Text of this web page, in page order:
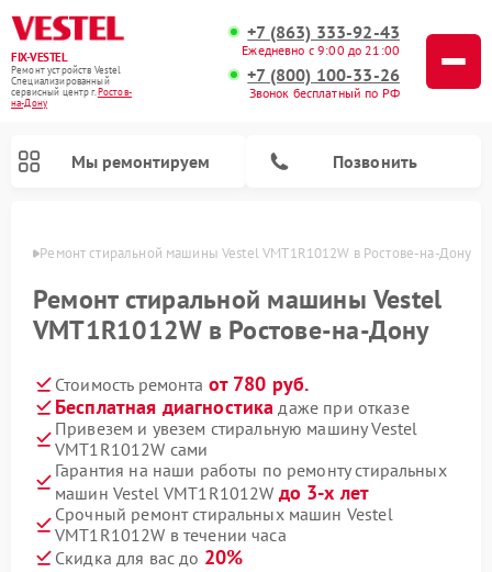
FIX-VESTEL
Ремонт устройств Vestel
Специализированный
cервисный центр г.Ростов-
на-Дону
+7 (863) 333-92-43
Ежедневно с 9:00 до 21:00
+7 (800) 100-33-26
Звонок бесплатный по РФ
Мы ремонтируем Позвонить
Ремонт стиральной машины Vestel VMT1R1012W в Ростове-на-Дону
Ремонт стиральной машины Vestel
VMT1R1012W в Ростове-на-Дону
Стоимость ремонта от 780 руб.
Бесплатная диагностика даже при отказе
Привезем и увезем стиральную машину Vestel
VMT1R1012W сами
Гарантия на наши работы по ремонту стиральных
машин Vestel VMT1R1012W до 3-х лет
Срочный ремонт стиральных машин Vestel
VMT1R1012W в течении часа
Скидка для вас до 20%